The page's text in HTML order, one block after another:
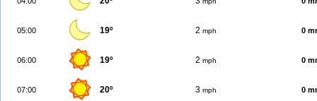
05:00 19º 2 mph 0
06:00 19º 2 mph 0
07:00 20º 3 mph 0